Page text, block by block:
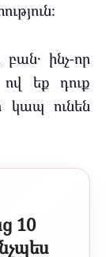
ինչ-որ
եք դուք
կապ ունեն
10